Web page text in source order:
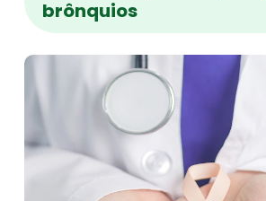
brônquios